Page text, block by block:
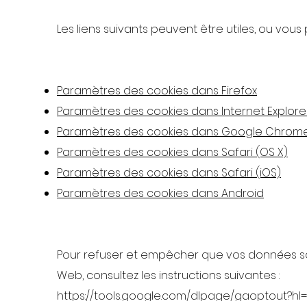
Les liens suivants peuvent être utiles, ou
Paramètres des cookies dans Firefox
Paramètres des cookies dans Internet
Paramètres des cookies dans Google
Paramètres des cookies dans Safari (OS X)
Paramètres des cookies dans Safari (iOS)
Paramètres des cookies dans Android
Pour refuser et empêcher que vos données
Web, consultez les instructions suivantes :
https://tools.google.com/dlpage/